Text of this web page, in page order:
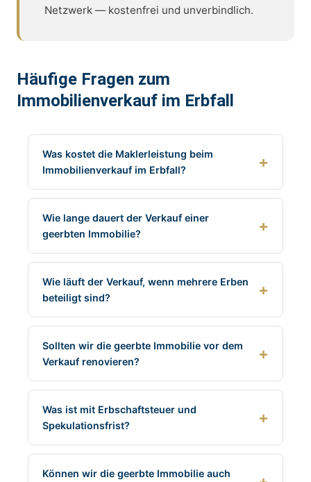
Netzwerk — kostenfrei und unverbindlich.
Häufige Fragen zum
Immobilienverkauf im Erbfall
Was kostet die Maklerleistung beim
Immobilienverkauf im Erbfall?
Wie lange dauert der Verkauf einer
geerbten Immobilie?
Wie läuft der Verkauf, wenn mehrere Erben
beteiligt sind?
Sollten wir die geerbte Immobilie vor dem
Verkauf renovieren?
Was ist mit Erbschaftsteuer und
Spekulationsfrist?
Können wir die geerbte Immobilie auch